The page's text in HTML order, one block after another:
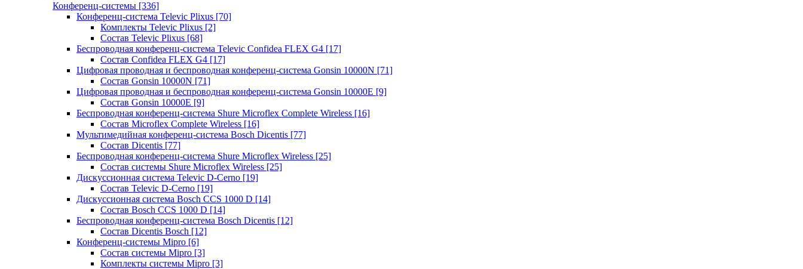
Конференц-системы [336]
Конференц-система Televic Plixus [70]
Комплекты Televic Plixus [2]
Состав Televic Plixus [68]
Беспроводная конференц-система Televic Confidea FLEX G4 [17]
Состав Confidea FLEX G4 [17]
Цифровая проводная и беспроводная конференц-система Gonsin 10000N [71]
Состав Gonsin 10000N [71]
Цифровая проводная и беспроводная конференц-система Gonsin 10000E [9]
Состав Gonsin 10000E [9]
Беспроводная конференц-система Shure Microflex Complete Wireless [16]
Состав Microflex Complete Wireless [16]
Мультимедийная конференц-система Bosch Dicentis [77]
Состав Dicentis [77]
Беспроводная конференц-система Shure Microflex Wireless [25]
Состав системы Shure Microflex Wireless [25]
Дискуссионная система Televic D-Cerno [19]
Состав Televic D-Cerno [19]
Дискуссионная система Bosch CCS 1000 D [14]
Состав Bosch CCS 1000 D [14]
Беспроводная конференц-система Bosch Dicentis [12]
Состав Dicentis Bosch [12]
Конференц-системы Mipro [6]
Состав системы Mipro [3]
Комплекты системы Mipro [3]